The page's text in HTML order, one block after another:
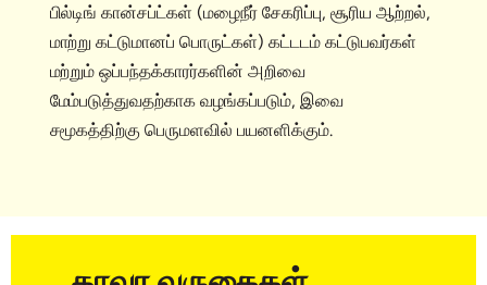
பில்டிங் கான்சப்ட்கள் (மழைநீர் சேகரிப்பு, சூரிய ஆற்றல்,
மாற்று கட்டுமானப் பொருட்கள்) கட்டடம் கட்டுபவர்கள்
மற்றும் ஒப்பந்தக்காரர்களின் அறிவை
மேம்படுத்துவதற்காக வழங்கப்படும், இவை
சமூகத்திற்கு பெருமளவில் பயனளிக்கும்.